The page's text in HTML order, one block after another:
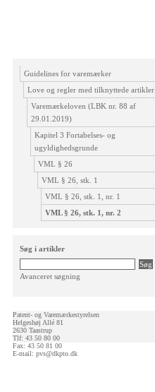
Guidelines for varemærker
Love og regler med tilknyttede artikler
Varemærkeloven (LBK nr. 88 af
29.01.2019)
Kapitel 3 Fortabelses- og
ugyldighedsgrunde
VML § 26
VML § 26, stk. 1
VML § 26, stk. 1, nr. 1
VML § 26, stk. 1, nr. 2
Søg i artikler
Avanceret søgning
Patent- og Varemærkestyrelsen
Helgeshøj Allé 81
2630 Taastrup
Tlf: 43 50 80 00
Fax: 43 50 81 00
E-mail: pvs@dkpto.dk